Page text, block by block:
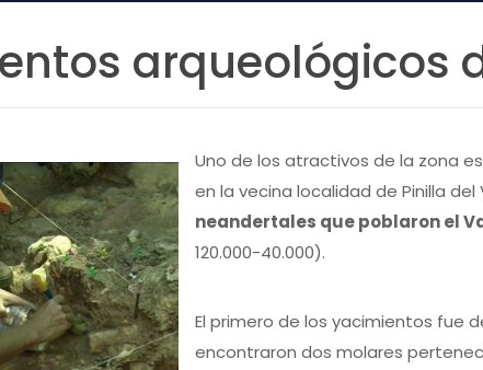
arqueológicos
Uno de los atractivos de la zona
en la vecina localidad de Pinilla
neandertales que poblaron el
120.000-40.000).
El primero de los yacimientos fue
encontraron dos molares